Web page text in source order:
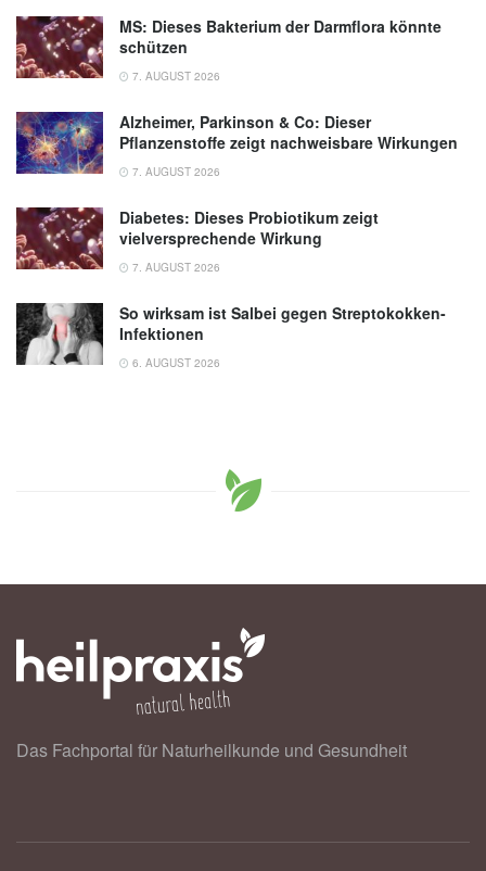
MS: Dieses Bakterium der Darmflora könnte
schützen
7. AUGUST 2026
Alzheimer, Parkinson & Co: Dieser
Pflanzenstoffe zeigt nachweisbare Wirkungen
7. AUGUST 2026
Diabetes: Dieses Probiotikum zeigt
vielversprechende Wirkung
7. AUGUST 2026
So wirksam ist Salbei gegen Streptokokken-
Infektionen
6. AUGUST 2026
Das Fachportal für Naturheilkunde und Gesundheit